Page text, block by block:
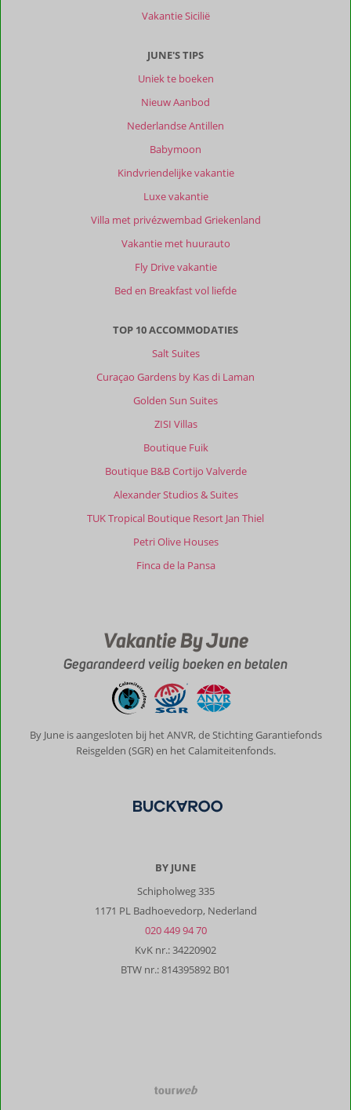
Vakantie Sicilië
JUNE'S TIPS
Uniek te boeken
Nieuw Aanbod
Nederlandse Antillen
Babymoon
Kindvriendelijke vakantie
Luxe vakantie
Villa met privézwembad Griekenland
Vakantie met huurauto
Fly Drive vakantie
Bed en Breakfast vol liefde
TOP 10 ACCOMMODATIES
Salt Suites
Curaçao Gardens by Kas di Laman
Golden Sun Suites
ZISI Villas
Boutique Fuik
Boutique B&B Cortijo Valverde
Alexander Studios & Suites
TUK Tropical Boutique Resort Jan Thiel
Petri Olive Houses
Finca de la Pansa
Vakantie By June
Gegarandeerd veilig boeken en betalen
By June is aangesloten bij het ANVR, de Stichting Garantiefonds
Reisgelden (SGR) en het Calamiteitenfonds.
BY JUNE
Schipholweg 335
1171 PL Badhoevedorp, Nederland
020 449 94 70
KvK nr.: 34220902
BTW nr.: 814395892 B01
TourWeb